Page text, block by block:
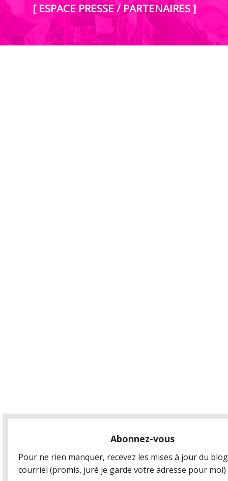
[ ESPACE PRESSE / PARTENAIRES ]